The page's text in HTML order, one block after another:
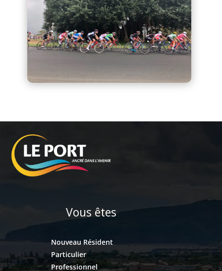
Vous êtes
Nouveau Résident
Particulier
Professionnel